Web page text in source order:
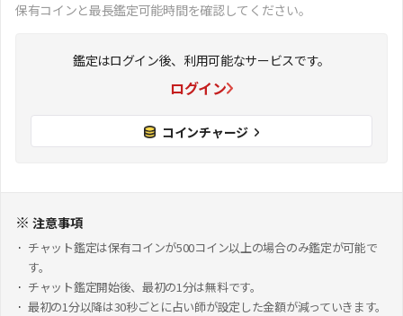
保有コインと最長鑑定可能時間を確認してください。
鑑定はログイン後、利用可能なサービスです。
ログイン
コインチャージ
※注意事項
チャット鑑定は保有コインが500コイン以上の場合のみ鑑定が可能で
す。
チャット鑑定開始後、最初の1分は無料です。
最初の1分以降は30秒ごとに占い師が設定した金額が減っていきます。